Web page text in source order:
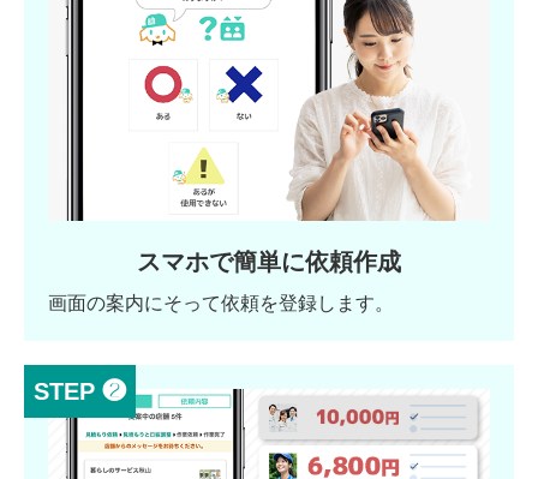
スマホで簡単に依頼作成
画面の案内にそって依頼を登録します。
STEP ❷